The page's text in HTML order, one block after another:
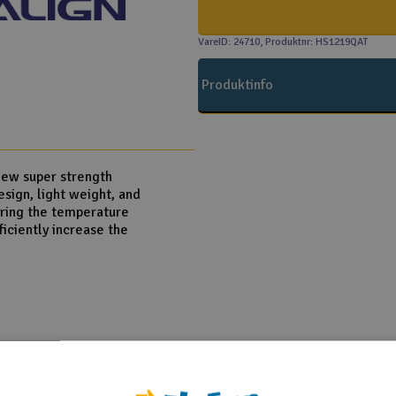
VareID: 24710, Produktnr: HS1219QAT
Produktinfo
super strength
light weight, and
the temperature
increase the